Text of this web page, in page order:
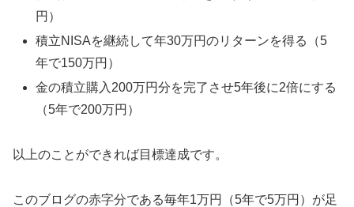
円）
積立NISAを継続して年30万円のリターンを得る（5
年で150万円）
金の積立購入200万円分を完了させ5年後に2倍にする
（5年で200万円）
以上のことができれば目標達成です。
このブログの赤字分である毎年1万円（5年で5万円）が足